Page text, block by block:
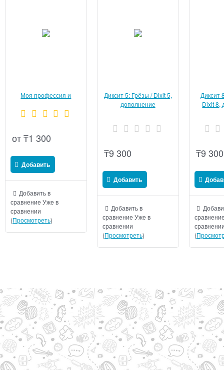
Моя профессия и
трансформационная
от₸1 300
Добавить
Добавить в
сравнение Уже в
сравнении
(Просмотреть)
Диксит 5: Грёзы / Dixit 5,
дополнение
₸9 300
Добавить
Добавить в
сравнение Уже в
сравнении
(Просмотреть)
Диксит
Dixit 8,
₸9 300
(